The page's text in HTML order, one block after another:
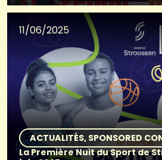
11/06/2025
ACTUALITÉS SPONSORED
La Première Nuit du Sport de